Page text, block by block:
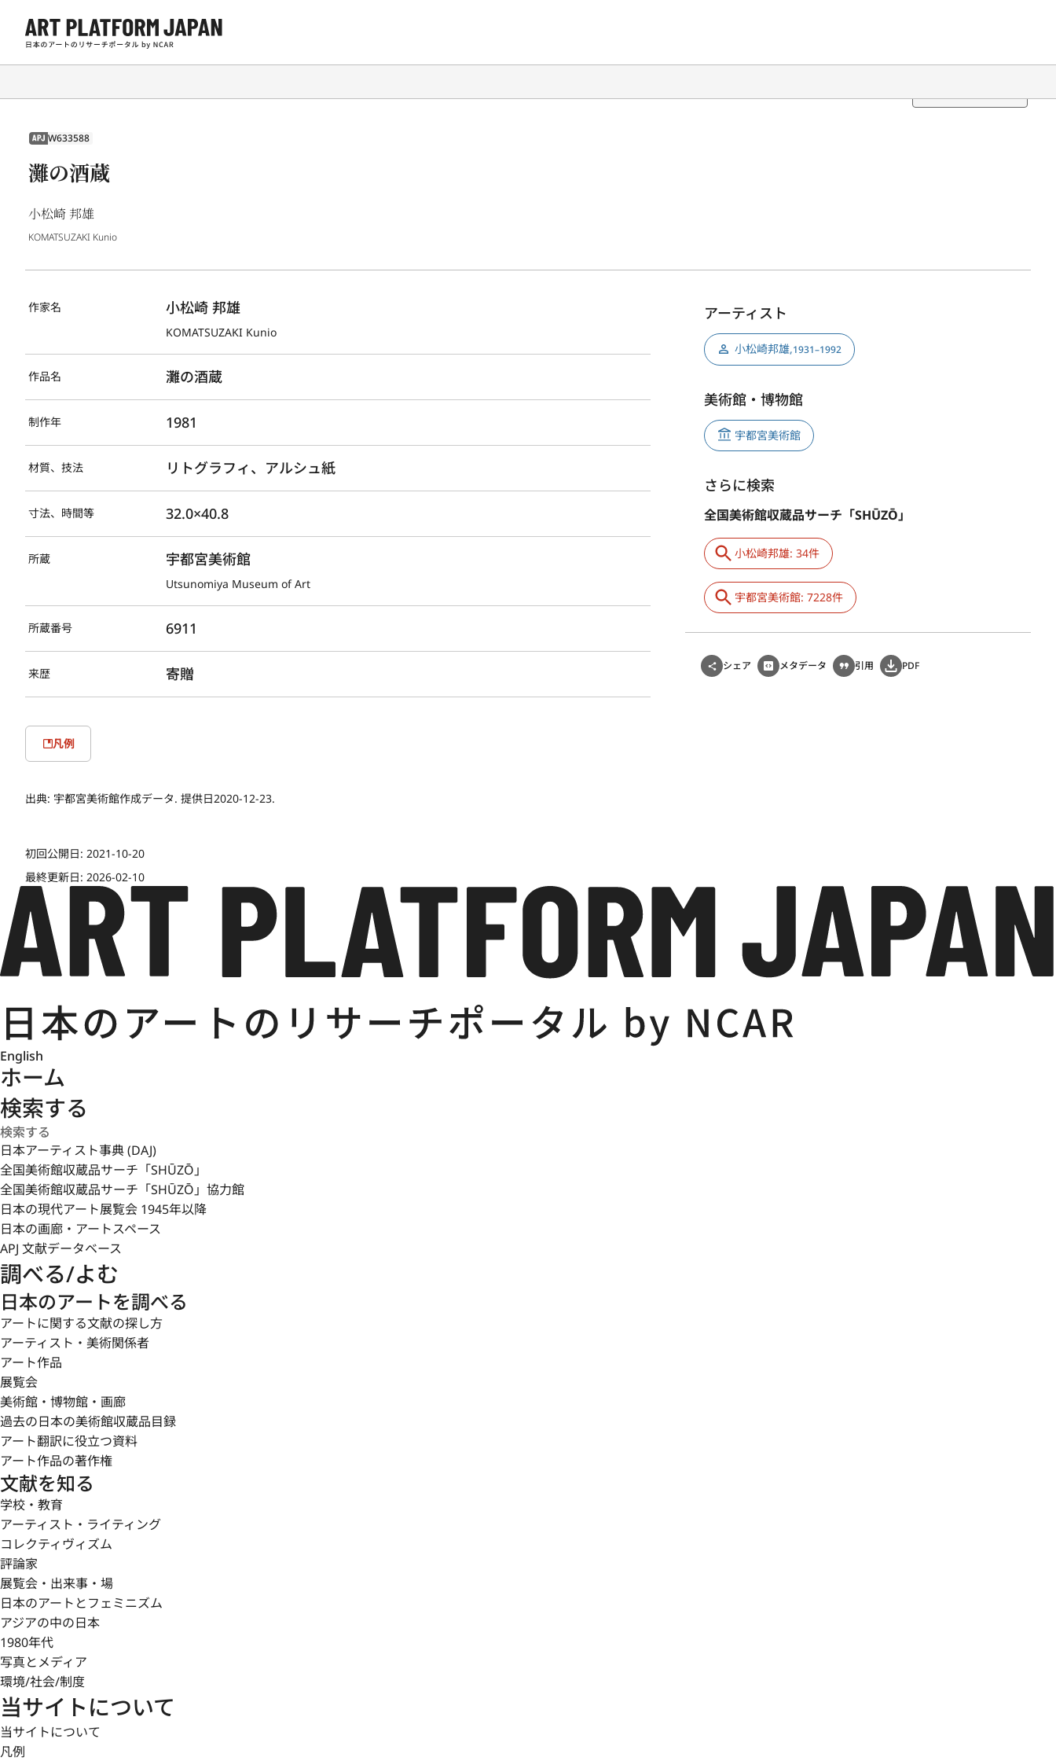
APJ W633588
灘の酒蔵
小松崎 邦雄
KOMATSUZAKI Kunio
作家名 小松崎 邦雄
KOMATSUZAKI Kunio
作品名 灘の酒蔵
制作年 1981
材質、技法 リトグラフィ、アルシュ紙
寸法、時間等 32.0×40.8
所蔵 宇都宮美術館
Utsunomiya Museum of Art
所蔵番号 6911
来歴 寄贈
凡例
出典: 宇都宮美術館作成データ. 提供日2020-12-23.
初回公開日: 2021-10-20
最終更新日: 2026-02-10
アーティスト
小松崎邦雄,1931–1992
美術館・博物館
宇都宮美術館
さらに検索
全国美術館収蔵品サーチ「SHŪZŌ」
小松崎邦雄: 34件
宇都宮美術館: 7228件
シェア メタデータ 引用 PDF
English
ホーム
検索する
日本アーティスト事典 (DAJ)
全国美術館収蔵品サーチ「SHŪZŌ」
全国美術館収蔵品サーチ「SHŪZŌ」協力館
日本の現代アート展覧会 1945年以降
日本の画廊・アートスペース
APJ 文献データベース
調べる/よむ
日本のアートを調べる
アートに関する文献の探し方
アーティスト・美術関係者
アート作品
展覧会
美術館・博物館・画廊
過去の日本の美術館収蔵品目録
アート翻訳に役立つ資料
アート作品の著作権
文献を知る
学校・教育
アーティスト・ライティング
コレクティヴィズム
評論家
展覧会・出来事・場
日本のアートとフェミニズム
アジアの中の日本
1980年代
写真とメディア
環境/社会/制度
当サイトについて
当サイトについて
凡例